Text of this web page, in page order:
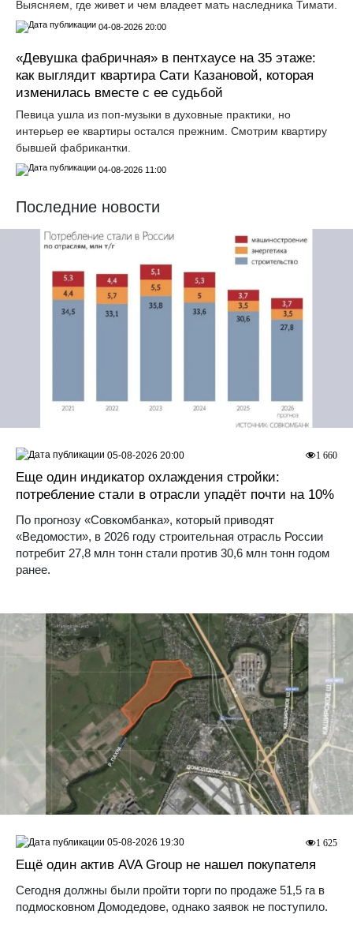
Выясняем, где живет и чем владеет мать наследника Тимати.
04-08-2026 20:00
«Девушка фабричная» в пентхаусе на 35 этаже:
как выглядит квартира Сати Казановой, которая
изменилась вместе с ее судьбой
Певица ушла из поп-музыки в духовные практики, но
интерьер ее квартиры остался прежним. Смотрим квартиру
бывшей фабрикантки.
04-08-2026 11:00
Последние новости
Еще один индикатор охлаждения стройки:
потребление стали в отрасли упадёт почти на 10%
По прогнозу «Совкомбанка», который приводят
«Ведомости», в 2026 году строительная отрасль России
потребит 27,8 млн тонн стали против 30,6 млн тонн годом
ранее.
1 660
05-08-2026 20:00
Ещё один актив AVA Group не нашел покупателя
Сегодня должны были пройти торги по продаже 51,5 га в
подмосковном Домодедове, однако заявок не поступило.
1 625
05-08-2026 19:30